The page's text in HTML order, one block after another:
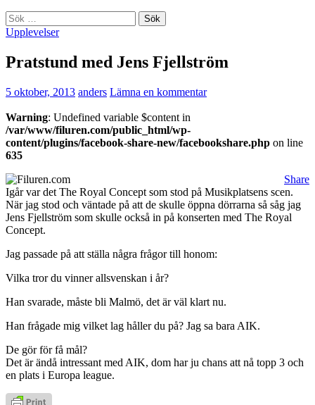
Sök
efter:
Upplevelser
Pratstund med Jens Fjellström
5 oktober, 2013 anders Lämna en kommentar
Warning: Undefined variable $content in
/var/www/filuren.com/public_html/wp-
content/plugins/facebook-share-new/facebookshare.php on line
635
Share
Igår var det The Royal Concept som stod på Musikplatsens scen.
När jag stod och väntade på att de skulle öppna dörrarna så såg jag
Jens Fjellström som skulle också in på konserten med The Royal
Concept.
Jag passade på att ställa några frågor till honom:
Vilka tror du vinner allsvenskan i år?
Han svarade, måste bli Malmö, det är väl klart nu.
Han frågade mig vilket lag håller du på? Jag sa bara AIK.
De gör för få mål?
Det är ändå intressant med AIK, dom har ju chans att nå topp 3 och
en plats i Europa league.